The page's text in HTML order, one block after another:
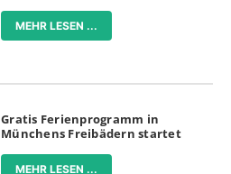
MEHR LESEN ...
Gratis Ferienprogramm in
Münchens Freibädern startet
MEHR LESEN ...